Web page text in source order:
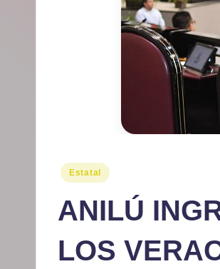
Publicado
Estatal
ANILÚ
LOS